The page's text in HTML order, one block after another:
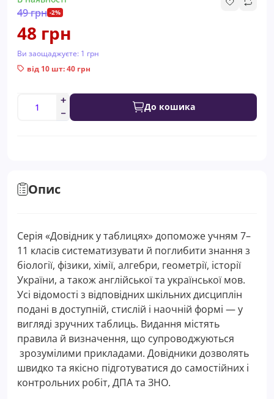
49 грн -2%
48 грн
Ви заощаджуєте: 1 грн
від 10 шт: 40 грн
До кошика
Опис
Серія «Довідник у таблицях» допоможе учням 7–
11 класів систематизувати й поглибити знання з
біології, фізики, хімії, алгебри, геометрії, історії
України, а також англійської та української мов.
Усі відомості з відповідних шкільних дисциплін
подані в доступній, стислій і наочній формі — у
вигляді зручних таблиць. Видання містять
правила й визначення, що супроводжуються
зрозумілими прикладами. Довідники дозволять
швидко та якісно підготуватися до самостійних і
контрольних робіт, ДПА та ЗНО.